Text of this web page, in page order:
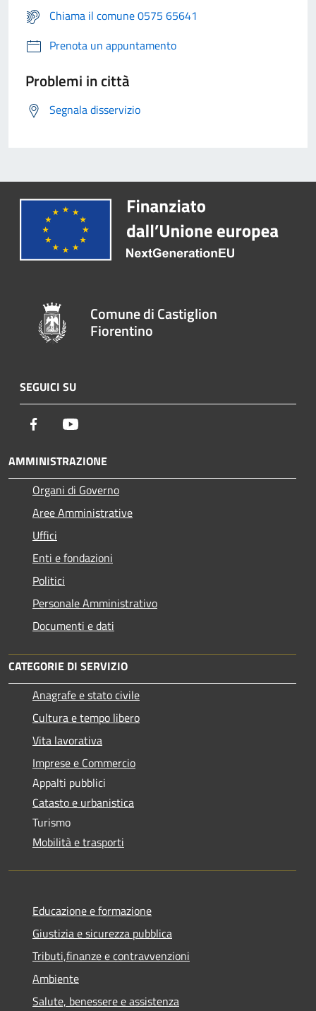
Chiama il comune 0575 65641
Prenota un appuntamento
Problemi in città
Segnala disservizio
Comune di Castiglion
Fiorentino
SEGUICI SU
Facebook
AMMINISTRAZIONE
Organi di Governo
Aree Amministrative
Uffici
Enti e fondazioni
Politici
Personale Amministrativo
Documenti e dati
CATEGORIE DI SERVIZIO
Anagrafe e stato civile
Cultura e tempo libero
Vita lavorativa
Imprese e Commercio
Appalti pubblici
Catasto e urbanistica
Turismo
Mobilità e trasporti
Educazione e formazione
Giustizia e sicurezza pubblica
Tributi,finanze e contravvenzioni
Ambiente
Salute, benessere e assistenza